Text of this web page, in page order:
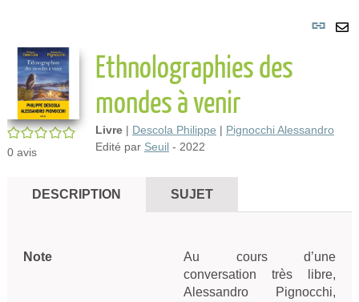
/5
0 avis
Ethnolographies des
mondes à venir
Livre | Descola Philippe | Pignocchi Alessandro
Edité par Seuil - 2022
DESCRIPTION SUJET
Note
Au cours d’une
conversation très libre,
Alessandro Pignocchi,